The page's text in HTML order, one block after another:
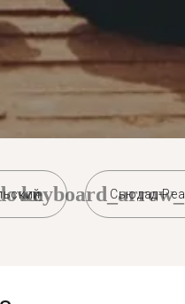
Сьюдад-